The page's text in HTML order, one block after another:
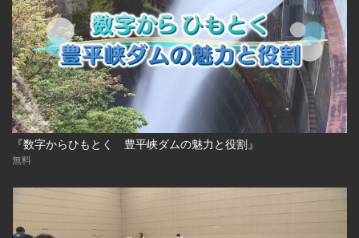
『数字からひもとく 豊平峡ダムの魅力と役割』
無料